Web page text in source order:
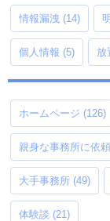
情報漏洩 (14)
個人情報 (5) 放
ホームページ (126)
親身な事務所に依
大手事務所 (49)
体験談 (21)